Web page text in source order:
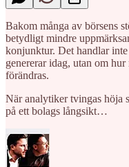
Bakom många av börsens
betydligt mindre
konjunktur. Det handlar
genererar idag, utan om
förändras.
När analytiker tvingas höja
på ett bolags långsikt…